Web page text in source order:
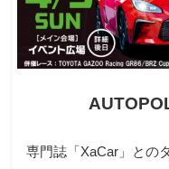
専門誌「XaCar」との